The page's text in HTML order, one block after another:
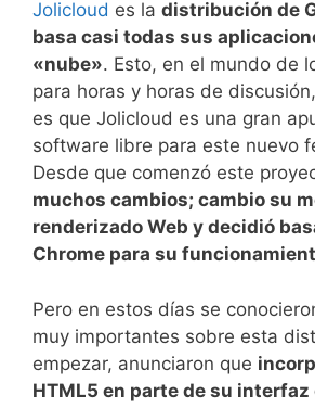
Jolicloud es la distribución de
basa casi todas sus
«nube». Esto, en el mundo de
para horas y horas de
es que Jolicloud es una gran
software libre para este nuevo
Desde que comenzó este
muchos cambios; cambio su
renderizado Web y decidió
Chrome para su
Pero en estos días se
muy importantes sobre esta
empezar, anunciaron que
HTML5 en parte de su